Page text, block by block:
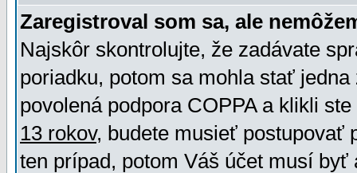
Zaregistroval som sa, ale
Najskôr skontrolujte, že zadávate
poriadku, potom sa mohla stať
povolená podpora COPPA a klikli
13 rokov, budete musieť postupovať
ten prípad, potom Váš účet musí